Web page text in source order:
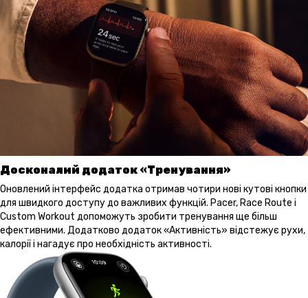
Досконалий додаток «Тренування»
Оновлений інтерфейс додатка отримав чотири нові кутові кнопки
для швидкого доступу до важливих функцій. Pacer, Race Route і
Custom Workout допоможуть зробити тренування ще більш
ефективними. Додатково додаток «Активність» відстежує рухи,
калорії і нагадує про необхідність активності.